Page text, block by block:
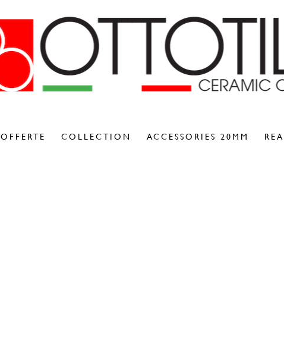
OFFERTE COLLECTION ACCESSORIES 20MM